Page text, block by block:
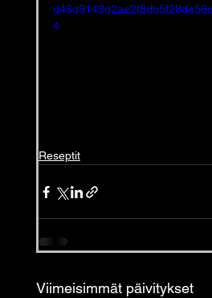
4
Reseptit
Viimeisimmät päivitykset